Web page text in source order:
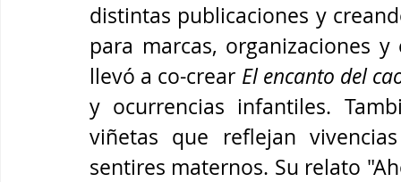
distintas publicaciones y
para marcas, organizaciones y
llevó a co-crear El encanto del
y ocurrencias infantiles.
viñetas que reflejan
sentires maternos. Su relato